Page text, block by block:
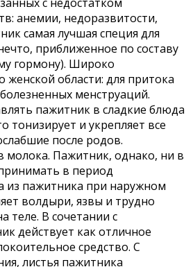
с недостатком
анемии, недоразвитости,
самая лучшая специя для
приближенное по составу
гормону). Широко
женской области: для притока
менструаций.
пажитник в сладкие блюда
и укрепляет все
после родов.
молока. Пажитник, однако, ни в
в период
из пажитника при наружном
волдыри, язвы и трудно
В сочетании с
действует как отличное
средство. С
листья пажитника